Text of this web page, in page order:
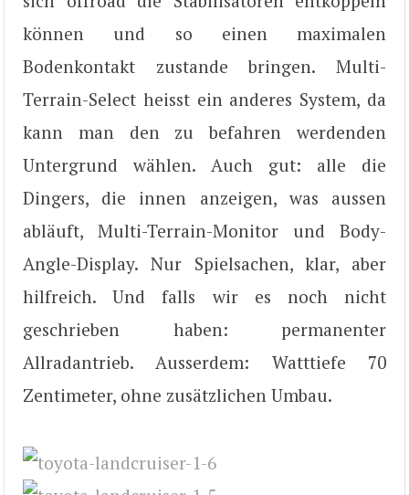
können und so einen maximalen
Bodenkontakt zustande bringen. Multi-
Terrain-Select heisst ein anderes System, da
kann man den zu befahren werdenden
Untergrund wählen. Auch gut: alle die
Dingers, die innen anzeigen, was aussen
abläuft, Multi-Terrain-Monitor und Body-
Angle-Display. Nur Spielsachen, klar, aber
hilfreich. Und falls wir es noch nicht
geschrieben haben: permanenter
Allradantrieb. Ausserdem: Watttiefe 70
Zentimeter, ohne zusätzlichen Umbau.